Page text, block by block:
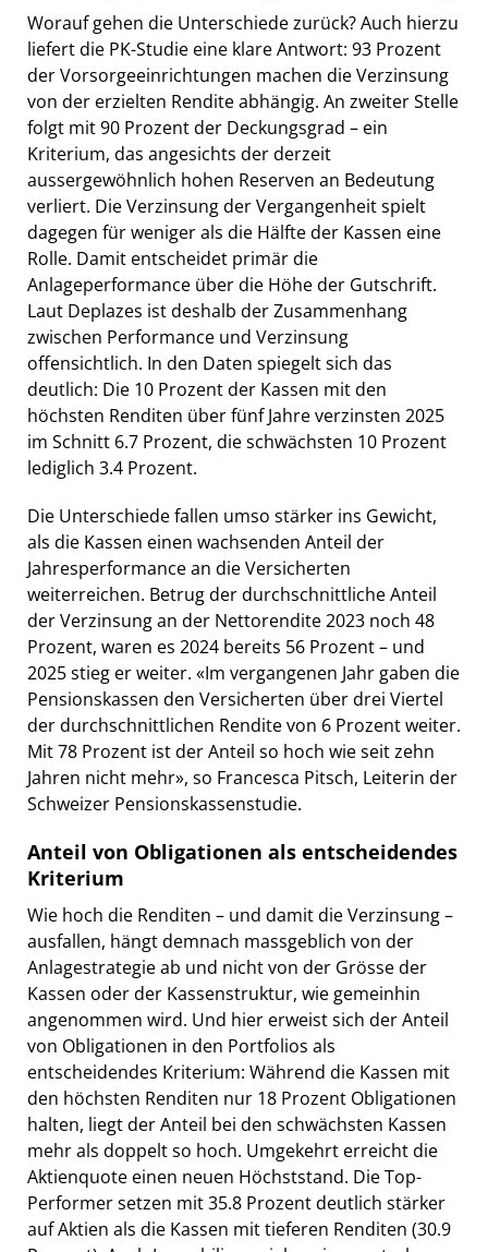
Worauf gehen die Unterschiede zurück? Auch hierzu
liefert die PK-Studie eine klare Antwort: 93 Prozent
der Vorsorgeeinrichtungen machen die Verzinsung
von der erzielten Rendite abhängig. An zweiter Stelle
folgt mit 90 Prozent der Deckungsgrad – ein
Kriterium, das angesichts der derzeit
aussergewöhnlich hohen Reserven an Bedeutung
verliert. Die Verzinsung der Vergangenheit spielt
dagegen für weniger als die Hälfte der Kassen eine
Rolle. Damit entscheidet primär die
Anlageperformance über die Höhe der Gutschrift.
Laut Deplazes ist deshalb der Zusammenhang
zwischen Performance und Verzinsung
offensichtlich. In den Daten spiegelt sich das
deutlich: Die 10 Prozent der Kassen mit den
höchsten Renditen über fünf Jahre verzinsten 2025
im Schnitt 6.7 Prozent, die schwächsten 10 Prozent
lediglich 3.4 Prozent.
Die Unterschiede fallen umso stärker ins Gewicht,
als die Kassen einen wachsenden Anteil der
Jahresperformance an die Versicherten
weiterreichen. Betrug der durchschnittliche Anteil
der Verzinsung an der Nettorendite 2023 noch 48
Prozent, waren es 2024 bereits 56 Prozent – und
2025 stieg er weiter. «Im vergangenen Jahr gaben die
Pensionskassen den Versicherten über drei Viertel
der durchschnittlichen Rendite von 6 Prozent weiter.
Mit 78 Prozent ist der Anteil so hoch wie seit zehn
Jahren nicht mehr», so Francesca Pitsch, Leiterin der
Schweizer Pensionskassenstudie.
Anteil von Obligationen als entscheidendes
Kriterium
Wie hoch die Renditen – und damit die Verzinsung –
ausfallen, hängt demnach massgeblich von der
Anlagestrategie ab und nicht von der Grösse der
Kassen oder der Kassenstruktur, wie gemeinhin
angenommen wird. Und hier erweist sich der Anteil
von Obligationen in den Portfolios als
entscheidendes Kriterium: Während die Kassen mit
den höchsten Renditen nur 18 Prozent Obligationen
halten, liegt der Anteil bei den schwächsten Kassen
mehr als doppelt so hoch. Umgekehrt erreicht die
Aktienquote einen neuen Höchststand. Die Top-
Performer setzen mit 35.8 Prozent deutlich stärker
auf Aktien als die Kassen mit tieferen Renditen (30.9